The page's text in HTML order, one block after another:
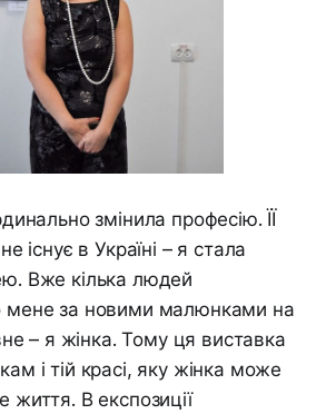
змінила професію. ЇЇ
існує в Україні – я стала
Вже кілька людей
мене за новими малюнками на
– я жінка. Тому ця виставка
і тій красі, яку жінка може
життя. В експозиції